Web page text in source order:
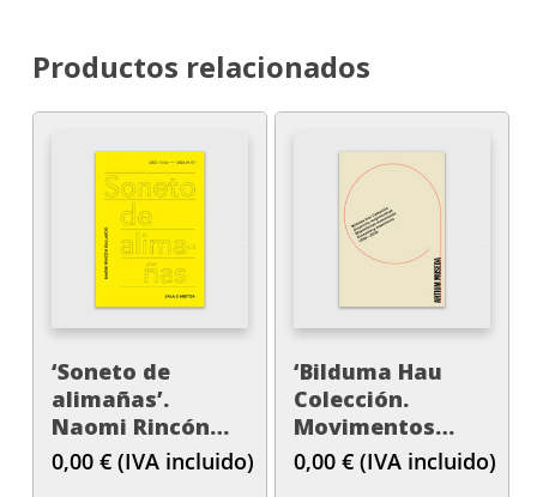
Productos relacionados
‘Soneto de
alimañas’.
Naomi Rincón
Gallardo
0,00 € (IVA incluido)
‘Bilduma Hau
Colección.
Movimentos
elementales
(1950-2000)’
0,00 € (IVA incluido)